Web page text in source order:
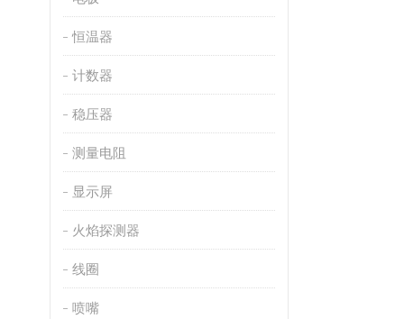
恒温器
计数器
稳压器
测量电阻
显示屏
火焰探测器
线圈
喷嘴